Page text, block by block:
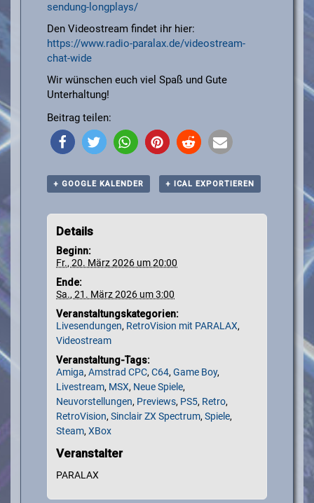
sendung-longplays/
Den Videostream findet ihr hier:
https://www.radio-paralax.de/videostream-
chat-wide
Wir wünschen euch viel Spaß und Gute
Unterhaltung!
Beitrag teilen:
+ GOOGLE KALENDER + ICAL EXPORTIEREN
Details
Beginn:
Fr., 20. März 2026 um 20:00
Ende:
Sa., 21. März 2026 um 3:00
Veranstaltungskategorien:
Livesendungen, RetroVision mit PARALAX,
Videostream
Veranstaltung-Tags:
Amiga,Amstrad CPC,C64,Game Boy,
Livestream, MSX, Neue Spiele,
Neuvorstellungen, Previews, PS5, Retro,
RetroVision,Sinclair ZX Spectrum,Spiele,
Steam,XBox
Veranstalter
PARALAX